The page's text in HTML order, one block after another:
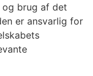
brug af det
er ansvarlig for